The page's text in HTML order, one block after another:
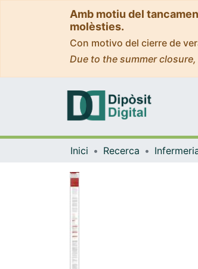
Amb motiu del
molèsties.
Con motivo del cierre de
Due to the summer
Inici Recerca